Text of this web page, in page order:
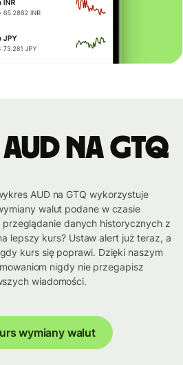
na GTQ
AUD na GTQ wykorzystuje
walut podane w czasie
danych historycznych z
lepszy kurs? Ustaw alert już teraz, a
kurs się poprawi. Dzięki naszym
nigdy nie przegapisz
wiadomości.
wymiany walut